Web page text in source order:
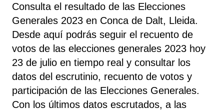
Consulta el resultado de las Elecciones
Generales 2023 en Conca de Dalt, Lleida.
Desde aquí podrás seguir el recuento de
votos de las elecciones generales 2023 hoy
23 de julio en tiempo real y consultar los
datos del escrutinio, recuento de votos y
participación de las Elecciones Generales.
Con los últimos datos escrutados, a las